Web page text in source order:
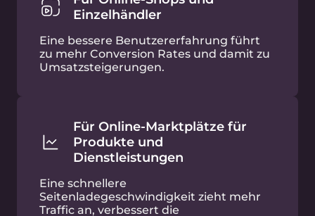
werden.
Gcore Image Stack ist eine benutzerfreundliche
Bildoptimierungsfunktion, die über den CDN-
Dienst funktioniert.